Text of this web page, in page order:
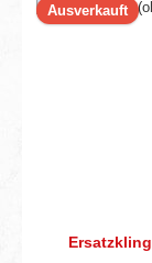
Ausverkauft